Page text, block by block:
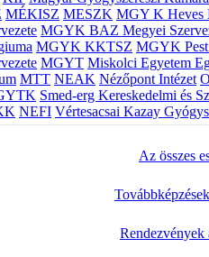
MÉKISZ MESZK MGY K Heves
MGYK BAZ Megyei
MGYK KKTSZ MGYK Pest
MGYT Miskolci Egyetem
MTT NEAK Nézőpont Intézet
Smed-erg Kereskedelmi és
NEFI Vértesacsai Kazay
Az összes
Rendezvények